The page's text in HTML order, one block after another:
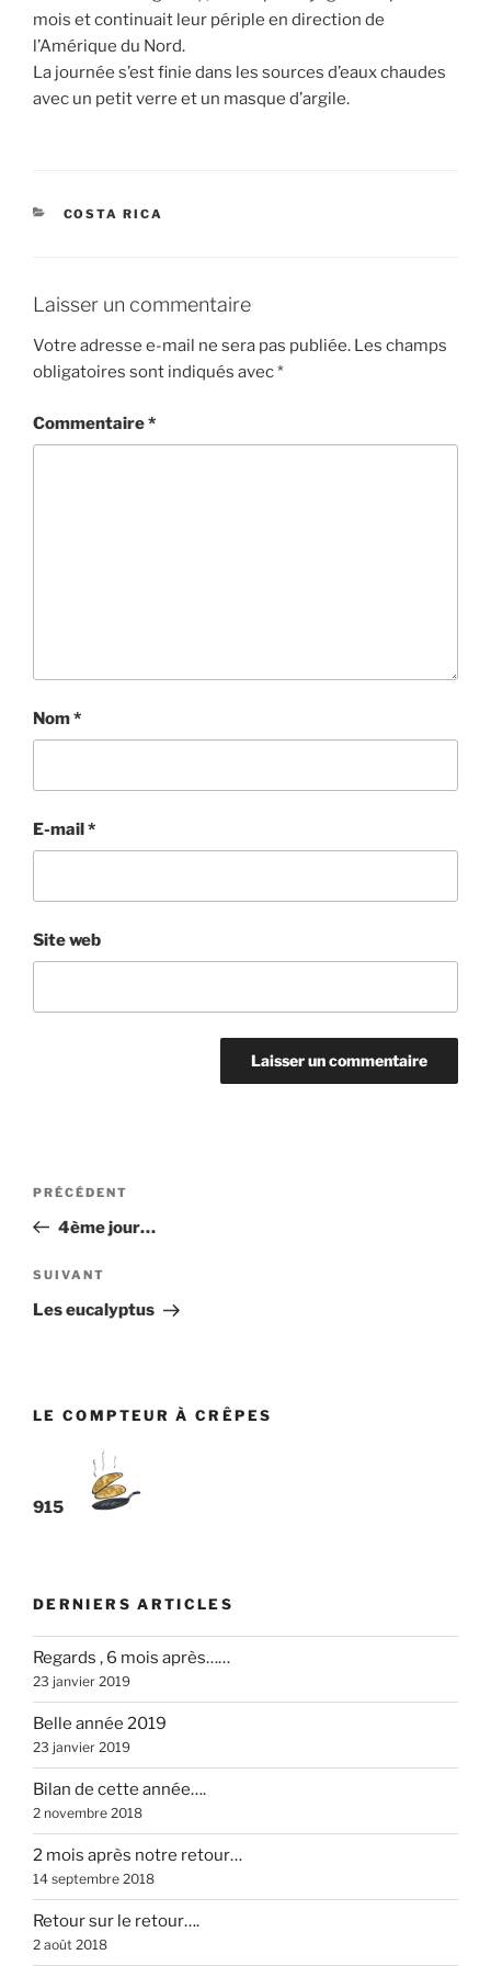
mois et continuait leur périple en direction de
l’Amérique du Nord.
La journée s’est finie dans les sources d’eaux chaudes
avec un petit verre et un masque d’argile.
CATÉGORIES
COSTA RICA
Laisser un commentaire
Votre adresse e-mail ne sera pas publiée. Les champs
obligatoires sont indiqués avec*
Commentaire*
Nom*
E-mail*
Site web
Navigation
l’article
Article
précédent
PRÉCÉDENT
4ème jour…
Article
suivant
SUIVANT
Les eucalyptus
LE COMPTEUR À CRÊPES
915
DERNIERS ARTICLES
Regards , 6 mois après……
23 janvier 2019
Belle année 2019
23 janvier 2019
Bilan de cette année….
2 novembre 2018
2 mois après notre retour…
14 septembre 2018
Retour sur le retour….
2 août 2018